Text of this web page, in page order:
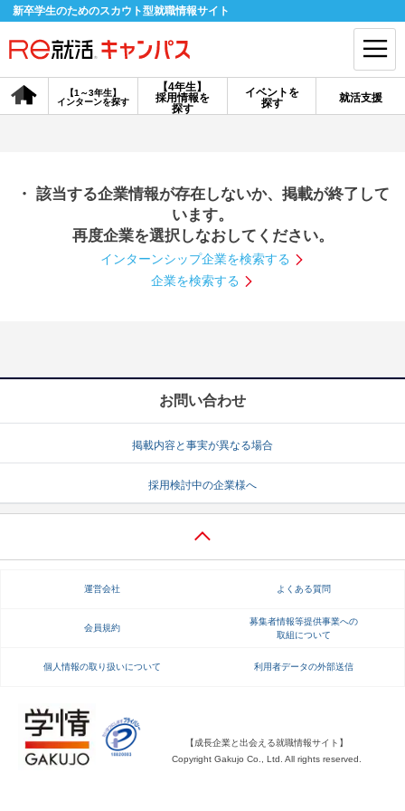
新卒学生のためのスカウト型就職情報サイト
【4年生】
採用情報を
探す
【1～3年生】
インターンを探す
イベントを
探す
就活支援
会員登録 ログイン
探す
【4年生】
説明会を探す
インターンを探す
就活ノウハウ・サポート
就活支援
就活ノウハウが満載！ お役立ち記事・相談室など
適職診断 就活チャンネル
・ 該当する企業情報が存在しないか、掲載が終了して
います。
再度企業を選択しなおしてください。
インターンシップ企業を検索する
企業を検索する
お問い合わせ
掲載内容と事実が異なる場合
採用検討中の企業様へ
運営会社 よくある質問
会員規約
募集者情報等提供事業への
取組について
個人情報の取り扱いについて 利用者データの外部送信
【成長企業と出会える就職情報サイト】
Copyright Gakujo Co., Ltd. All rights reserved.